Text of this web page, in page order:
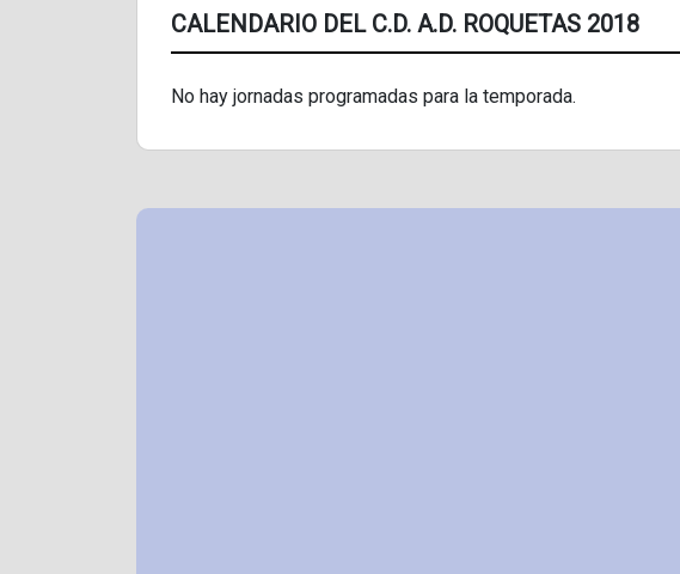
CALENDARIO DEL C.D. A.D. ROQUETAS 2018
No hay jornadas programadas para la temporada.